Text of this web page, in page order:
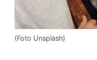
(Foto Unsplash)